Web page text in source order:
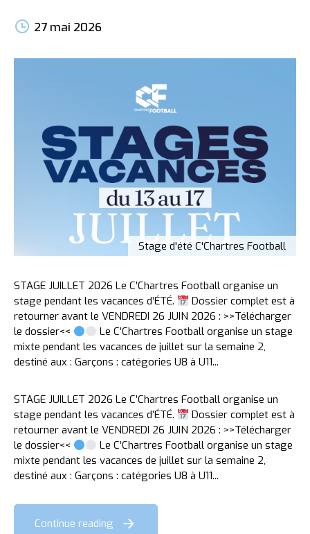
27 mai 2026
Stage d'été C'Chartres Football
STAGE JUILLET 2026 Le C’Chartres Football organise un
stage pendant les vacances d’ÉTÉ.
Dossier complet est à
retourner avant le VENDREDI 26 JUIN 2026 : >>Télécharger
le dossier<<
Le C’Chartres Football organise un stage
mixte pendant les vacances de juillet sur la semaine 2,
destiné aux : Garçons : catégories U8 à U11...
STAGE JUILLET 2026 Le C’Chartres Football organise un
stage pendant les vacances d’ÉTÉ.
Dossier complet est à
retourner avant le VENDREDI 26 JUIN 2026 : >>Télécharger
le dossier<<
Le C’Chartres Football organise un stage
mixte pendant les vacances de juillet sur la semaine 2,
destiné aux : Garçons : catégories U8 à U11...
Continue reading